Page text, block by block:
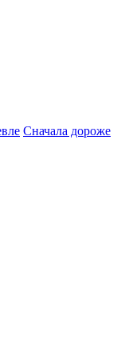
Сначала дороже